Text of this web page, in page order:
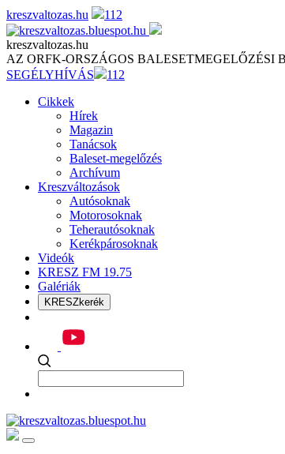
Skip
to
content
kreszvaltozas.hu 112
kreszvaltozas.hu
AZ ORFK-ORSZÁGOS BALESETMEGELŐZÉSI
SEGÉLYHÍVÁS
112
Cikkek
Hírek
Magazin
Tanácsok
Baleset-megelőzés
Archívum
Kreszváltozások
Autósoknak
Motorosoknak
Teherautósoknak
Kerékpárosoknak
Videók
KRESZ FM 19.75
Galériák
KRESZkerék